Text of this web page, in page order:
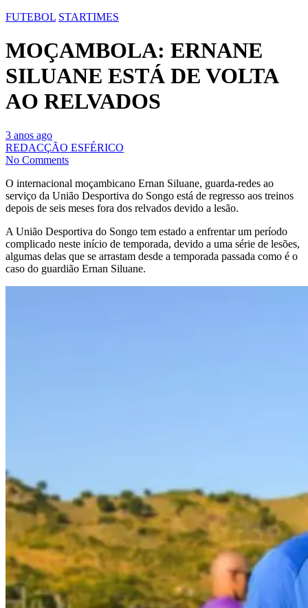
FUTEBOL STARTIMES
MOÇAMBOLA: ERNANE
SILUANE ESTÁ DE VOLTA
AO RELVADOS
3 anos ago
REDACÇÃO ESFÉRICO
No Comments
O internacional moçambicano Ernan Siluane, guarda-redes ao
serviço da União Desportiva do Songo está de regresso aos treinos
depois de seis meses fora dos relvados devido a lesão.
A União Desportiva do Songo tem estado a enfrentar um período
complicado neste início de temporada, devido a uma série de lesões,
algumas delas que se arrastam desde a temporada passada como é o
caso do guardião Ernan Siluane.